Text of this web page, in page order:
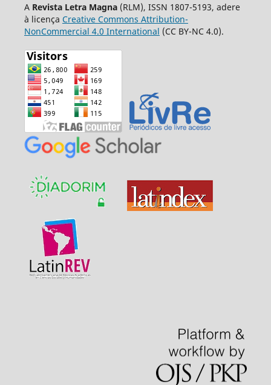
ARevista Letra Magna (RLM), ISSN 1807-5193, adere
à licença Creative Commons Attribution-
NonCommercial 4.0 International (CC BY-NC 4.0).